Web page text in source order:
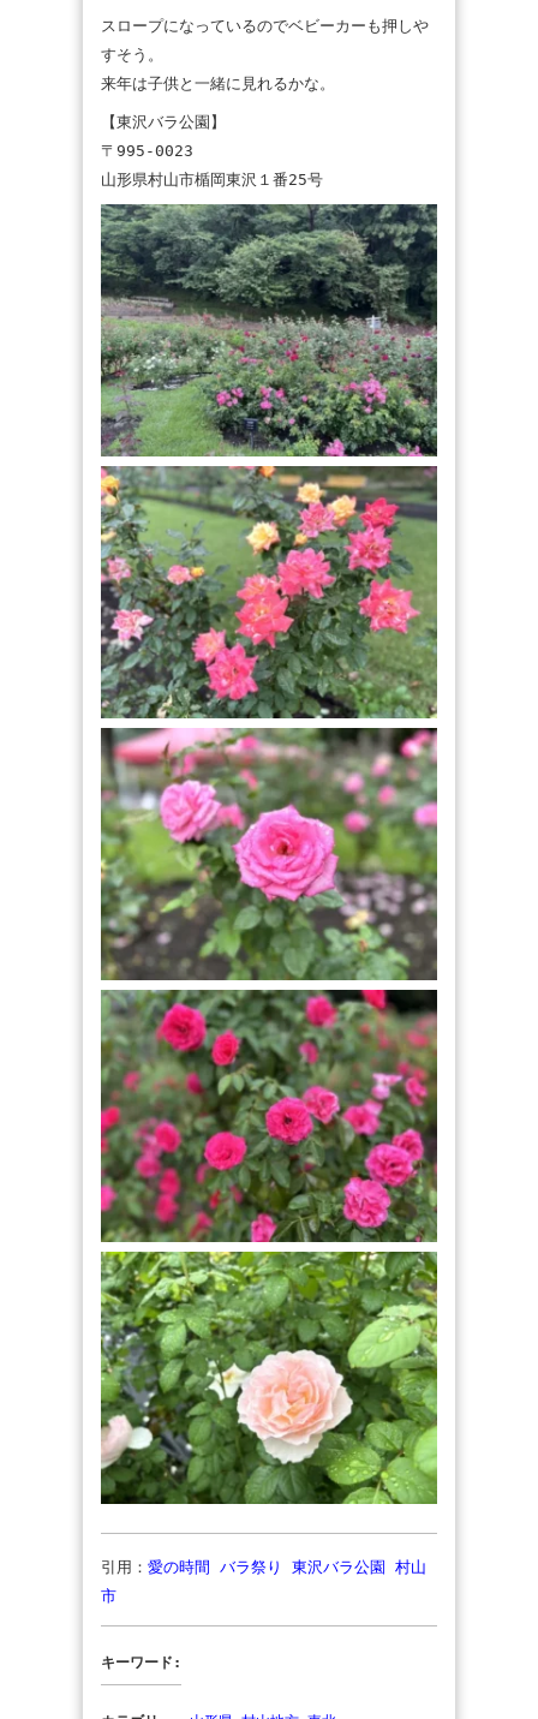
スロープになっているのでベビーカーも押しや
すそう。
来年は子供と一緒に見れるかな。
【東沢バラ公園】
〒995-0023
山形県村山市楯岡東沢１番25号
引用： 愛の時間 バラ祭り 東沢バラ公園 村山
市
キーワード: